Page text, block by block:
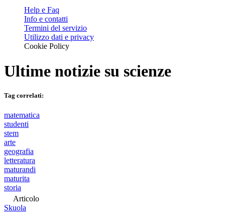
Help e Faq
Info e contatti
Termini del servizio
Utilizzo dati e privacy
Cookie Policy
Ultime notizie su scienze
Tag correlati:
matematica
studenti
stem
arte
geografia
letteratura
maturandi
maturita
storia
Articolo
Skuola